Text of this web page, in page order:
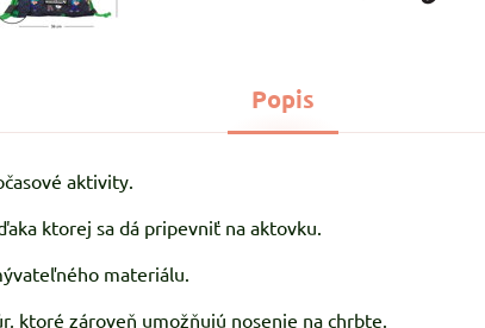
Popis
aktivity.
ktorej sa dá pripevniť na aktovku.
materiálu.
ktoré zároveň umožňujú nosenie na chrbte.